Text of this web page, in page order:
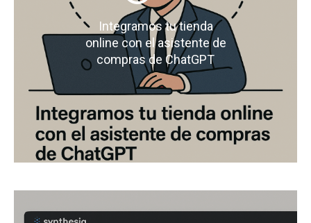
Integramos tu tienda
online con el asistente de
compras de ChatGPT